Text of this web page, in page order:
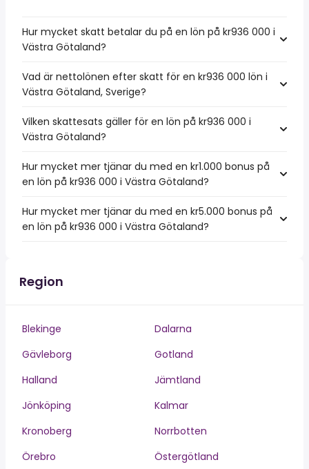
Hur mycket skatt betalar du på en lön på kr936 000 i
Västra Götaland?
Vad är nettolönen efter skatt för en kr936 000 lön i
Västra Götaland, Sverige?
Vilken skattesats gäller för en lön på kr936 000 i
Västra Götaland?
Hur mycket mer tjänar du med en kr1.000 bonus på
en lön på kr936 000 i Västra Götaland?
Hur mycket mer tjänar du med en kr5.000 bonus på
en lön på kr936 000 i Västra Götaland?
Region
Blekinge
Dalarna
Gävleborg
Gotland
Halland
Jämtland
Jönköping
Kalmar
Kronoberg
Norrbotten
Örebro
Östergötland